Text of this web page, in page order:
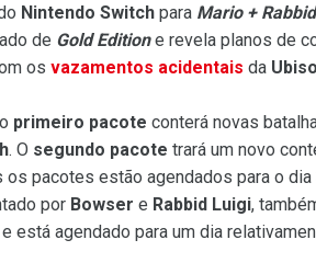
Nintendo Switch para Mario +
de Gold Editione revela planos de
os vazamentos acidentais da
primeiro pacote conterá novas
. O segundo pacote trará um novo
os pacotes estão agendados para o dia
por Bowser e Rabbid Luigi,
está agendado para um dia